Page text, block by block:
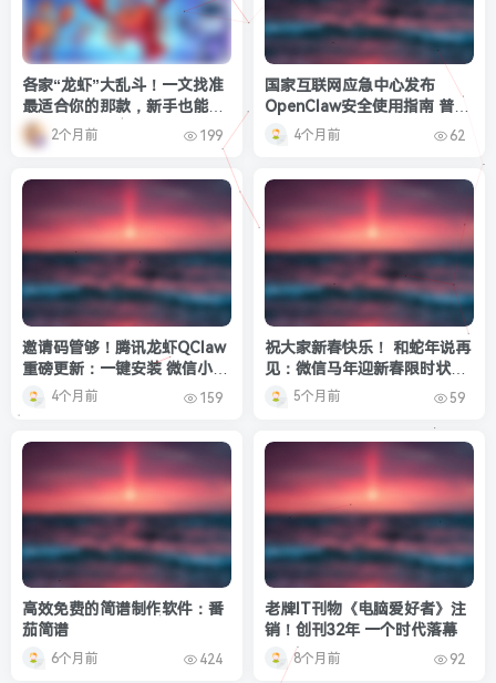
各家“龙虾”大乱斗！一文找准
最适合你的那款，新手也能零
踩坑2个月前 199
国家互联网应急中心发布
OpenClaw安全使用指南 普通
人安全养龙虾方法来了
4个月前 62
邀请码管够！腾讯龙虾QClaw
重磅更新：一键安装 微信小程
序就能操控电脑
4个月前 159
祝大家新春快乐！ 和蛇年说再
见：微信马年迎新春限时状态
上线5个月前 59
高效免费的简谱制作软件：番
茄简谱
6个月前 424
老牌IT刊物《电脑爱好者》注
销！创刊32年 一个时代落幕
8个月前 92